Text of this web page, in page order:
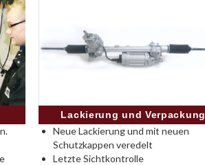
Lackierung und Verpackung
Neue Lackierung und mit neuen
Schutzkappen veredelt
Letzte Sichtkontrolle